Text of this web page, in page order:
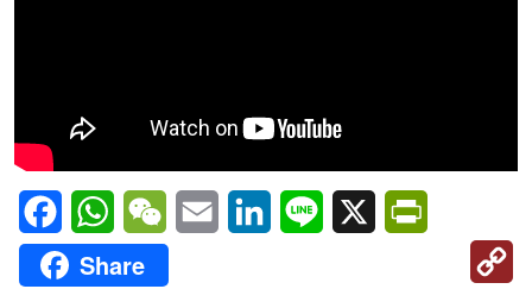
FacebookWhatsAppWeChatEmail LinkedInLine X
Share